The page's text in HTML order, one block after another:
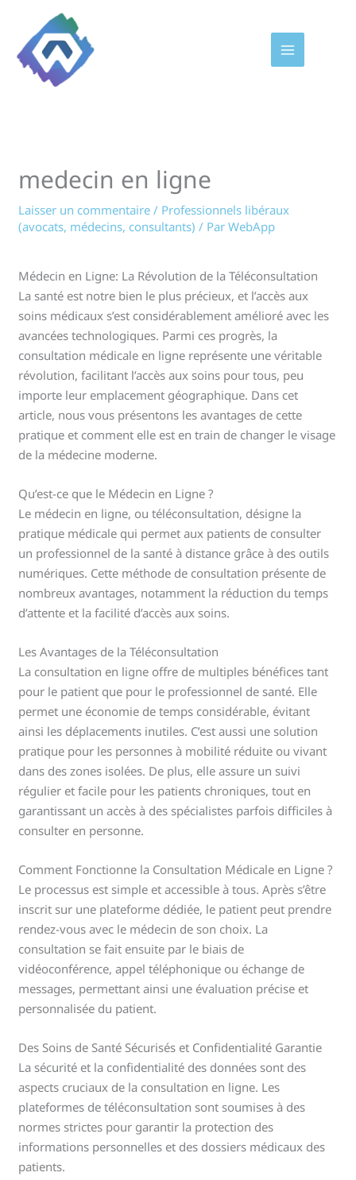
contenu
medecin en ligne
Laisser un commentaire / Professionnels libéraux
(avocats, médecins, consultants) / ParWebApp
Médecin en Ligne: La Révolution de la Téléconsultation
La santé est notre bien le plus précieux, et l’accès aux
soins médicaux s’est considérablement amélioré avec les
avancées technologiques. Parmi ces progrès, la
consultation médicale en ligne représente une véritable
révolution, facilitant l’accès aux soins pour tous, peu
importe leur emplacement géographique. Dans cet
article, nous vous présentons les avantages de cette
pratique et comment elle est en train de changer le visage
de la médecine moderne.
Qu’est-ce que le Médecin en Ligne ?
Le médecin en ligne, ou téléconsultation, désigne la
pratique médicale qui permet aux patients de consulter
un professionnel de la santé à distance grâce à des outils
numériques. Cette méthode de consultation présente de
nombreux avantages, notamment la réduction du temps
d’attente et la facilité d’accès aux soins.
Les Avantages de la Téléconsultation
La consultation en ligne offre de multiples bénéfices tant
pour le patient que pour le professionnel de santé. Elle
permet une économie de temps considérable, évitant
ainsi les déplacements inutiles. C’est aussi une solution
pratique pour les personnes à mobilité réduite ou vivant
dans des zones isolées. De plus, elle assure un suivi
régulier et facile pour les patients chroniques, tout en
garantissant un accès à des spécialistes parfois difficiles à
consulter en personne.
Comment Fonctionne la Consultation Médicale en Ligne ?
Le processus est simple et accessible à tous. Après s’être
inscrit sur une plateforme dédiée, le patient peut prendre
rendez-vous avec le médecin de son choix. La
consultation se fait ensuite par le biais de
vidéoconférence, appel téléphonique ou échange de
messages, permettant ainsi une évaluation précise et
personnalisée du patient.
Des Soins de Santé Sécurisés et Confidentialité Garantie
La sécurité et la confidentialité des données sont des
aspects cruciaux de la consultation en ligne. Les
plateformes de téléconsultation sont soumises à des
normes strictes pour garantir la protection des
informations personnelles et des dossiers médicaux des
patients.